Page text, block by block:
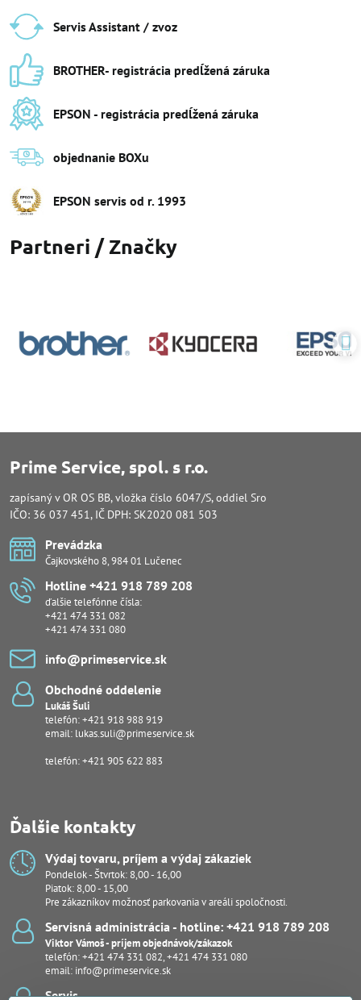
Servis Assistant / zvoz
BROTHER- registrácia predĺžená záruka
EPSON - registrácia predĺžená záruka
objednanie BOXu
EPSON servis od r​. 1993
Partneri / Značky
Prime Service, spol. s r.o.
zapísaný v OR OS BB, vložka číslo 6047/S, oddiel Sro
IČO: 36 037 451, IČ DPH: SK2020 081 503
Prevádzka
Čajkovského 8, 984 01 Lučenec
Hotline +421 918 789 208
ďalšie telefónne čísla:
+421 474 331 082
+421 474 331 080
info​@primeservice​.sk
Obchodné oddelenie
Lukáš Šuli
telefón:+421 918 988 919
email: lukas.suli@primeservice.sk
telefón: +421 905 622 883
Ďalšie kontakty
Výdaj tovaru, príjem a výdaj zákaziek
Pondelok - Štvrtok: 8,00 - 16,00
Piatok: 8,00 - 15,00
Pre zákazníkov možnosť parkovania v areáli spoločnosti.
Servisná administrácia - hotline: +421 918 789 208
Viktor Vámoš - príjem objednávok/zákazok
telefón:+421 474 331 082,+421 474 331 080
email: info@primeservice.sk
Servis